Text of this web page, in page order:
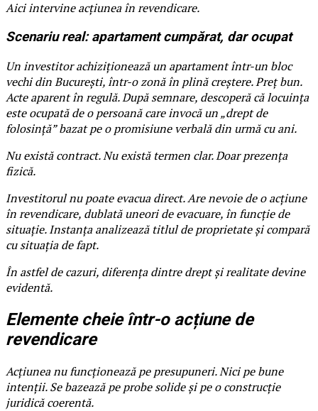
Aici intervine acțiunea în revendicare.
Scenariu real: apartament cumpărat, dar ocupat
Un investitor achiziționează un apartament într-un bloc
vechi din București, într-o zonă în plină creștere. Preț bun.
Acte aparent în regulă. După semnare, descoperă că locuința
este ocupată de o persoană care invocă un „drept de
folosință” bazat pe o promisiune verbală din urmă cu ani.
Nu există contract. Nu există termen clar. Doar prezența
fizică.
Investitorul nu poate evacua direct. Are nevoie de o acțiune
în revendicare, dublată uneori de evacuare, în funcție de
situație. Instanța analizează titlul de proprietate și compară
cu situația de fapt.
În astfel de cazuri, diferența dintre drept și realitate devine
evidentă.
Elemente cheie într-o acțiune de
revendicare
Acțiunea nu funcționează pe presupuneri. Nici pe bune
intenții. Se bazează pe probe solide și pe o construcție
juridică coerentă.